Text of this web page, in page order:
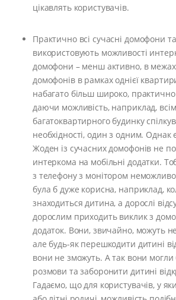
цікавлять користувачів.
Практично всі сучасні домофони
використовують можливості
домофони – менш активно, в
домофонів в рамках однієї
набагато більш широко,
даючи можливість, наприклад,
багатоквартирного будинку
необхідності, один з одним.
Жоден із сучасних домофонів не
интеркома на мобільні додатки.
з телефону з монітором
була б дуже корисна, наприклад,
знаходиться дитина, а дорослі
дорослим приходить виклик з
додаток. Вони, звичайно, можуть
але будь-як перешкодити дитині
вони не зможуть. А так вони
розмови та заборонити дитині
Гадаємо, що для користувачів, у